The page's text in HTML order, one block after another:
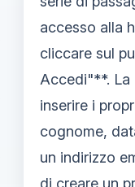
accesso alla
cliccare sul
Accedi"**. La
inserire i
cognome,
un indirizzo
di creare un